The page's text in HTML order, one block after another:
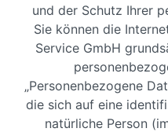
und der Schutz Ihrer
Sie können die
Service GmbH
„Personenbezogene
die sich auf eine
natürliche Person